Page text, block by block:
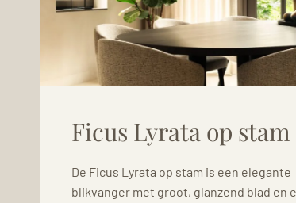
Ficus Lyrata op stam
De Ficus Lyrata op stam is een elegante
blikvanger met groot, glanzend blad en